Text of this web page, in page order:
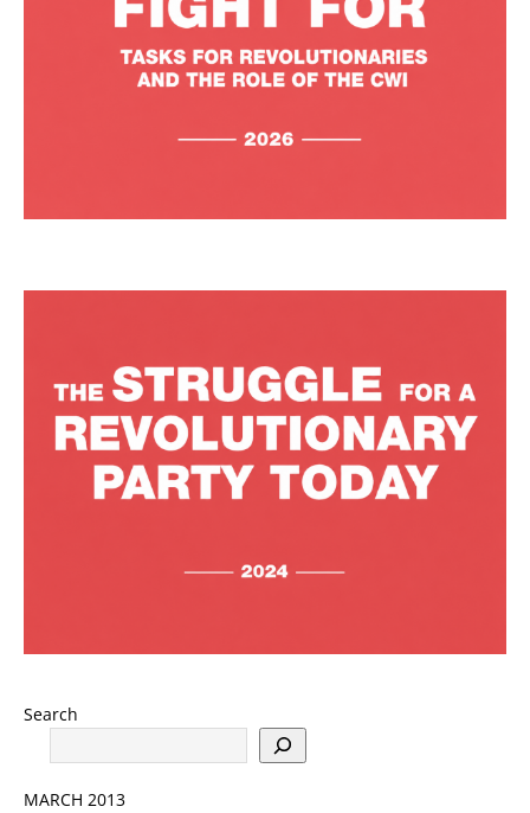
Search
MARCH 2013